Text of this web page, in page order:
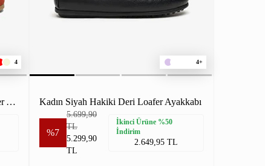
4
Kadın Kırmızı Süet Hakiki Deri Loafer Ayakkabı
4+
Kadın Siyah Hakiki Deri Loafer Ayakkabı
%7
5.699,90
TL
5.299,90
TL
İkinci Ürüne %50
İndirim
2.649,95 TL